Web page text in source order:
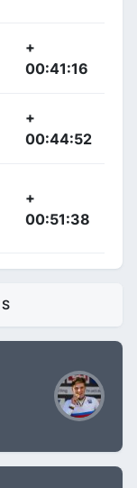
+
00:41:16
+
00:44:52
+
00:51:38